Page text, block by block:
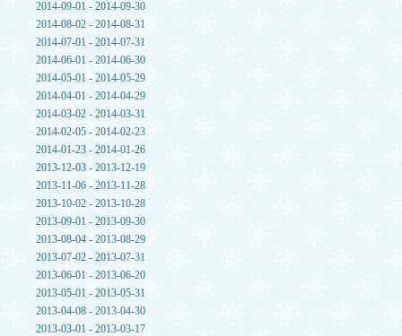
2014-09-01 - 2014-09-30
2014-08-02 - 2014-08-31
2014-07-01 - 2014-07-31
2014-06-01 - 2014-06-30
2014-05-01 - 2014-05-29
2014-04-01 - 2014-04-29
2014-03-02 - 2014-03-31
2014-02-05 - 2014-02-23
2014-01-23 - 2014-01-26
2013-12-03 - 2013-12-19
2013-11-06 - 2013-11-28
2013-10-02 - 2013-10-28
2013-09-01 - 2013-09-30
2013-08-04 - 2013-08-29
2013-07-02 - 2013-07-31
2013-06-01 - 2013-06-20
2013-05-01 - 2013-05-31
2013-04-08 - 2013-04-30
2013-03-01 - 2013-03-17